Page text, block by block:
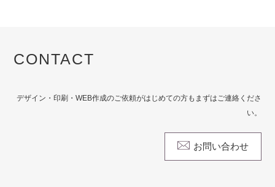
CONTACT
デザイン・印刷・WEB作成のご依頼がはじめての方もまずはご連絡くださ
い。
お問い合わせ